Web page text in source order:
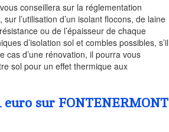
conseillera sur la réglementation
, sur l’utilisation d’un isolant flocons, de laine
ou de l’épaisseur de chaque
d’isolation sol et combles possibles, s’il
d’une rénovation, il pourra vous
sol pour un effet thermique aux
euro sur FONTENERMONT